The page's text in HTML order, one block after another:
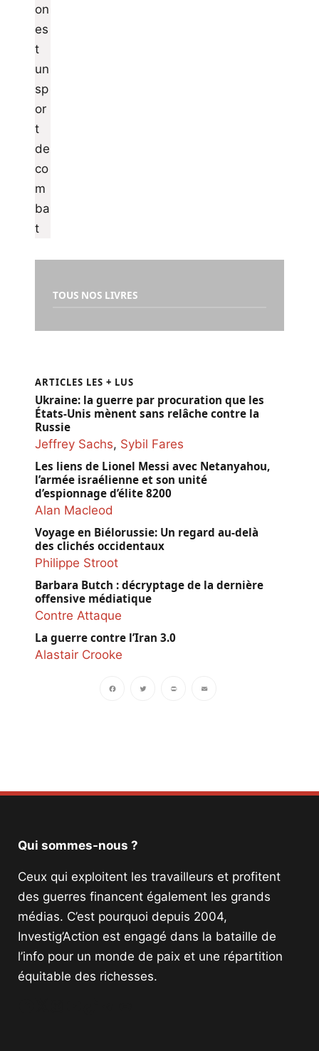
TOUS NOS LIVRES
ARTICLES LES + LUS
Ukraine: la guerre par procuration que les
États-Unis mènent sans relâche contre la
Russie
Jeffrey Sachs, Sybil Fares
Les liens de Lionel Messi avec Netanyahou,
l’armée israélienne et son unité
d’espionnage d’élite 8200
Alan Macleod
Voyage en Biélorussie: Un regard au-delà
des clichés occidentaux
Philippe Stroot
Barbara Butch : décryptage de la dernière
offensive médiatique
Contre Attaque
La guerre contre l’Iran 3.0
Alastair Crooke
Qui sommes-nous ?
Ceux qui exploitent les travailleurs et profitent
des guerres financent également les grands
médias. C’est pourquoi depuis 2004,
Investig’Action est engagé dans la bataille de
l’info pour un monde de paix et une répartition
équitable des richesses.